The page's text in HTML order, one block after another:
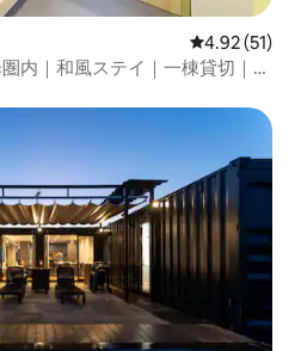
レビュー51
4.92 (51)
内｜和風ステイ｜一棟貸切｜最